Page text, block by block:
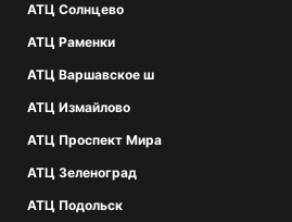
АТЦ Солнцево
АТЦ Раменки
АТЦ Варшавское ш
АТЦ Измайлово
АТЦ Проспект Мира
АТЦ Зеленоград
АТЦ Подольск